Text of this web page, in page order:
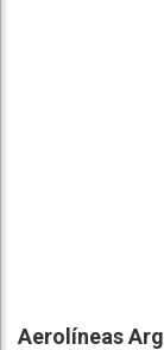
Aerolíneas